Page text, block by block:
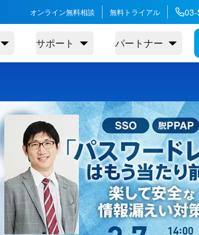
オンライン無料相談 無料トライアル
サポート パートナー